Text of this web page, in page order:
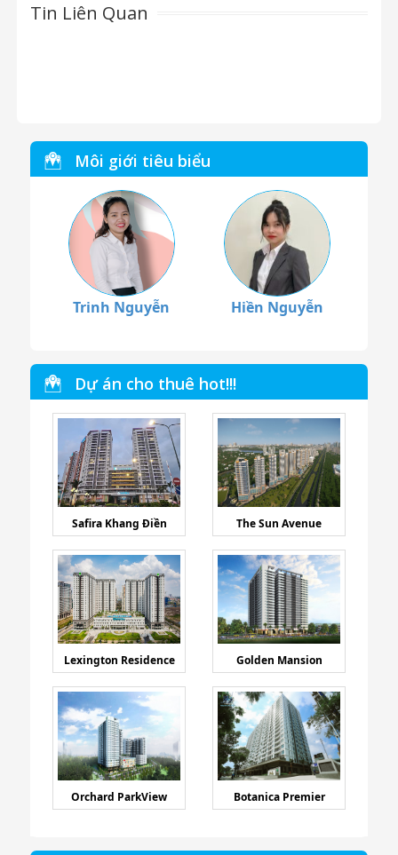
Tin Liên Quan
Môi giới tiêu biểu
Trinh Nguyễn Hiền Nguyễn
Dự án cho thuê hot!!!
Safira Khang Điền The Sun Avenue
Lexington Residence Golden Mansion
Orchard ParkView Botanica Premier